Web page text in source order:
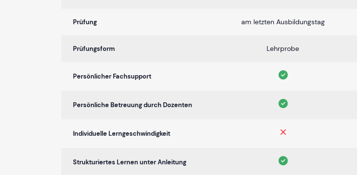
Prüfung am letzten Ausbildungstag
Prüfungsform Lehrprobe
Persönlicher Fachsupport
Persönliche Betreuung durch Dozenten
Individuelle Lerngeschwindigkeit
Strukturiertes Lernen unter Anleitung